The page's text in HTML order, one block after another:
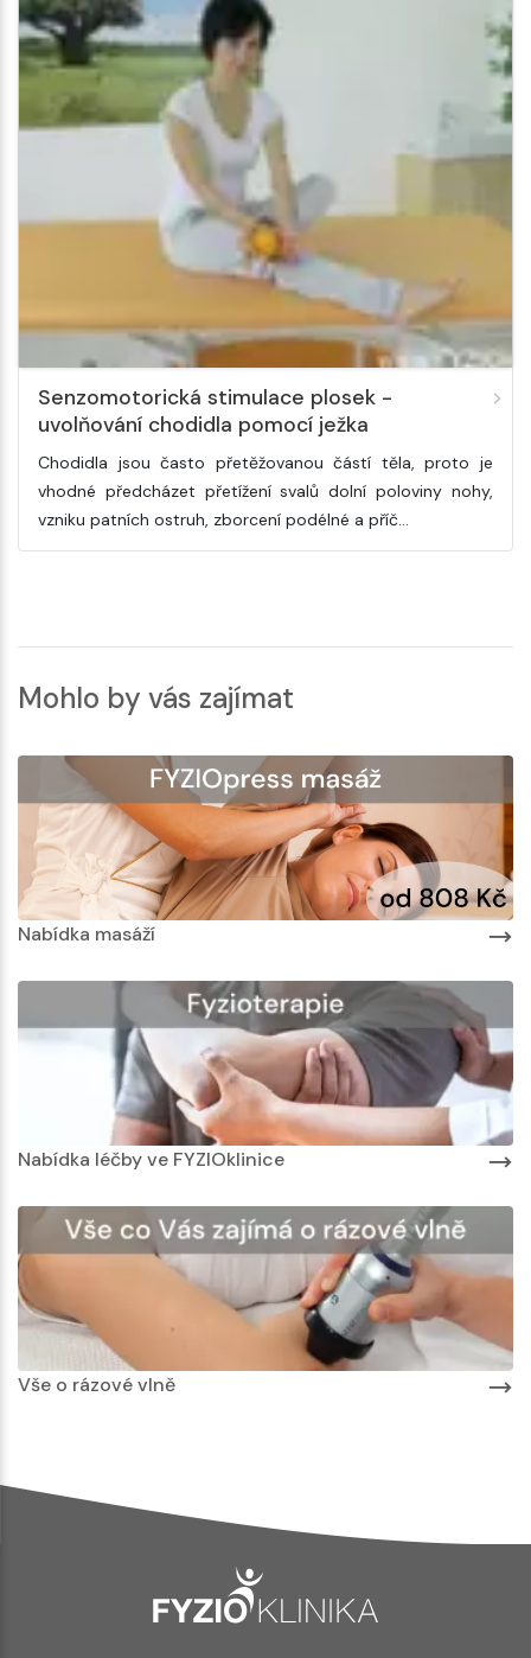
Senzomotorická stimulace plosek -
uvolňování chodidla pomocí ježka
Chodidla jsou často přetěžovanou částí těla, proto je
vhodné předcházet přetížení svalů dolní poloviny nohy,
vzniku patních ostruh, zborcení podélné a příč…
Mohlo by vás zajímat
Nabídka masáží
Nabídka léčby ve FYZIOklinice
Vše o rázové vlně